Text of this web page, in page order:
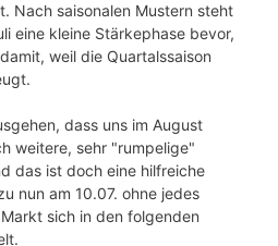
Nach saisonalen Mustern steht
eine kleine Stärkephase bevor,
weil die Quartalssaison
dass uns im August
weitere, sehr "rumpelige"
das ist doch eine hilfreiche
nun am 10.07. ohne jedes
sich in den folgenden